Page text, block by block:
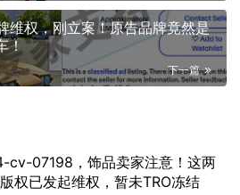
维权，刚立案！原告品牌竟然是
下一篇
cv-07198，饰品卖家注意！这两
权已发起维权，暂未TRO冻结